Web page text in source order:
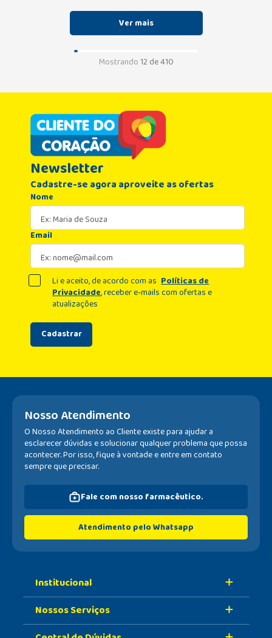
Mostrando12 de 410
Newsletter
Cadastre-se agora aproveite as ofertas
Nome
Email
Cadastrar
Li e aceito, de acordo com as Políticas de
Privacidade, receber e-mails com ofertas e
atualizações
Nosso Atendimento
O Nosso Atendimento ao Cliente existe para ajudar a
esclarecer dúvidas e solucionar qualquer problema que possa
acontecer. Por isso, fique à vontade e entre em contato
sempre que precisar.
Fale com nosso farmacêutico.
Atendimento pelo Whatsapp
Institucional
Sobre A Nossa Drogaria
Nossos Serviços